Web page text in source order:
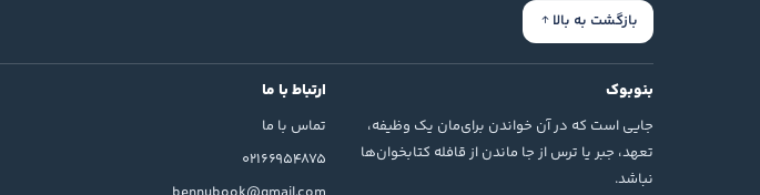
بازگشت به بالا
بنوبوک
جایی است که در آن خواندن برای‌مان یک وظیفه،
تعهد، جبر یا ترس از جا ماندن از قافله کتابخوان‌ها
نباشد.
ارتباط با ما
تماس با ما
02166954875